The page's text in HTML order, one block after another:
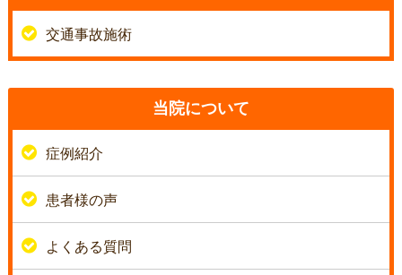
交通事故施術
当院について
症例紹介
患者様の声
よくある質問